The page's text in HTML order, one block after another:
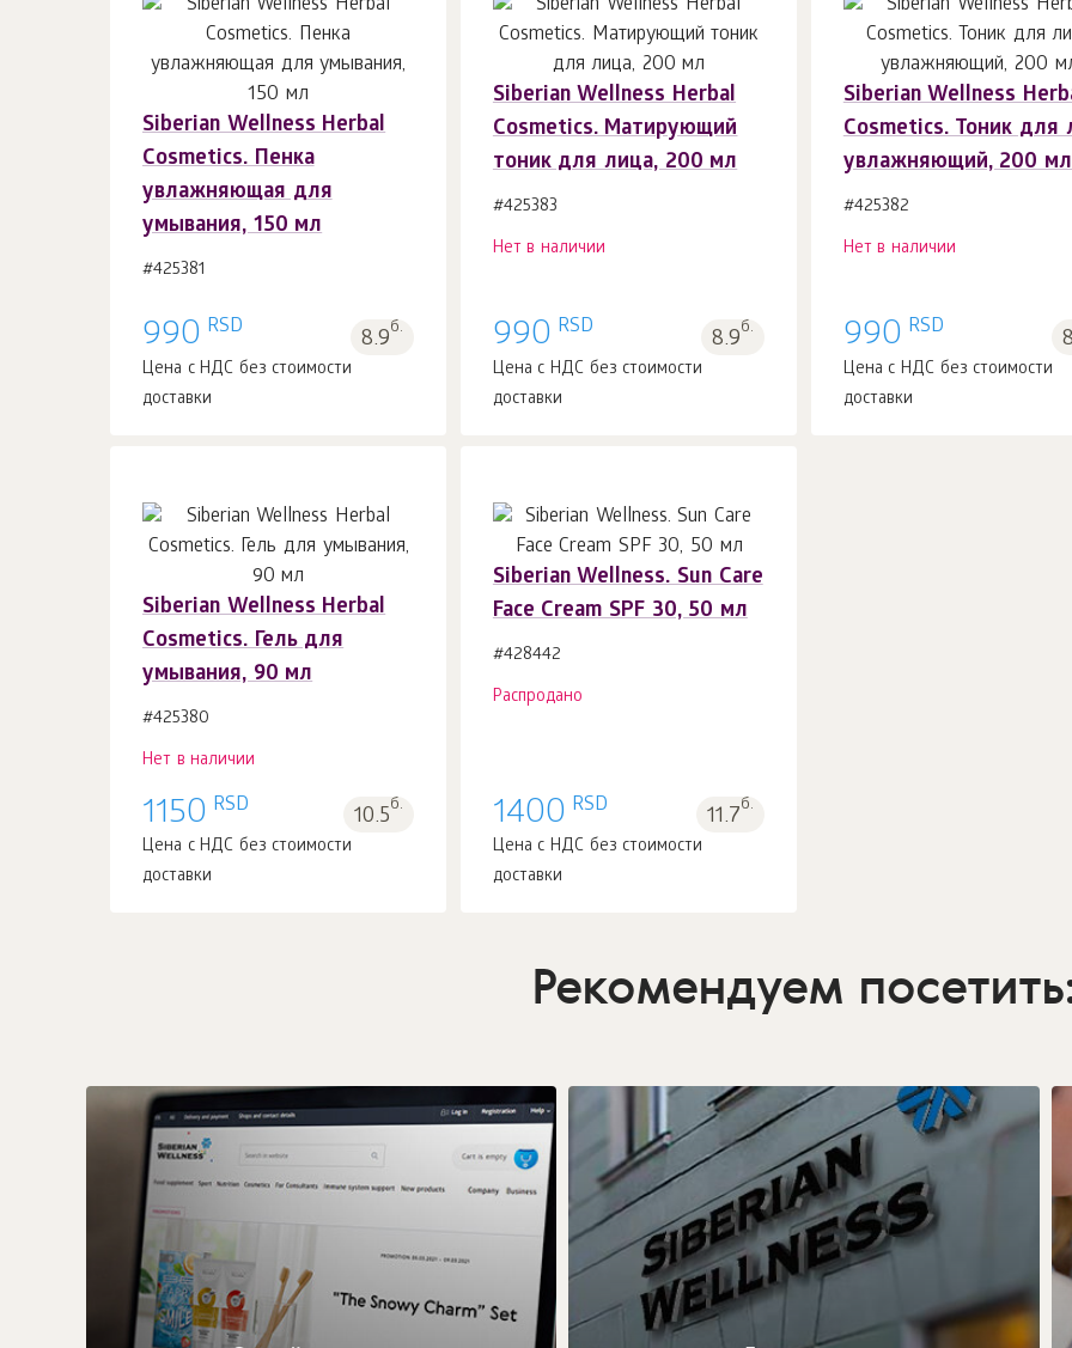
Siberian Wellness Herbal
Cosmetics. Пенка
увлажняющая для
умывания, 150 мл
#425381
990 RSD 8.9б.
Цена с НДС без стоимости
доставки
В корзину 1шт.
Siberian Wellness Herbal
Cosmetics. Матирующий
тоник для лица, 200 мл
#425383
Нет в наличии
990 RSD 8.9б.
Цена с НДС без стоимости
доставки
Siberian Wellness
Cosmetics. Тоник для
увлажняющий, 200 мл
#425382
Нет в наличии
990 RSD
Цена с НДС без стоимости
доставки
Siberian Wellness Herbal
Cosmetics. Гель для
умывания, 90 мл
#425380
Нет в наличии
1150 RSD 10.5б.
Цена с НДС без стоимости
доставки
Siberian Wellness. Sun Сare
Face Cream SPF 30, 50 мл
#428442
Распродано
1400 RSD 11.7б.
Цена с НДС без стоимости
доставки
Рекомендуем